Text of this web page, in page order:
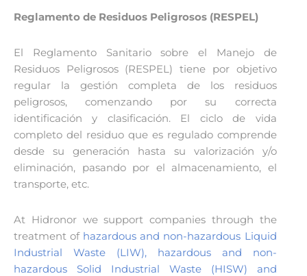
Reglamento de Residuos Peligrosos (RESPEL)
El Reglamento Sanitario sobre el Manejo de
Residuos Peligrosos (RESPEL) tiene por objetivo
regular la gestión completa de los residuos
peligrosos, comenzando por su correcta
identificación y clasificación. El ciclo de vida
completo del residuo que es regulado comprende
desde su generación hasta su valorización y/o
eliminación, pasando por el almacenamiento, el
transporte, etc.
At Hidronor we support companies through the
treatment of hazardous and non-hazardous Liquid
Industrial Waste (LIW), hazardous and non-
hazardous Solid Industrial Waste (HISW) and